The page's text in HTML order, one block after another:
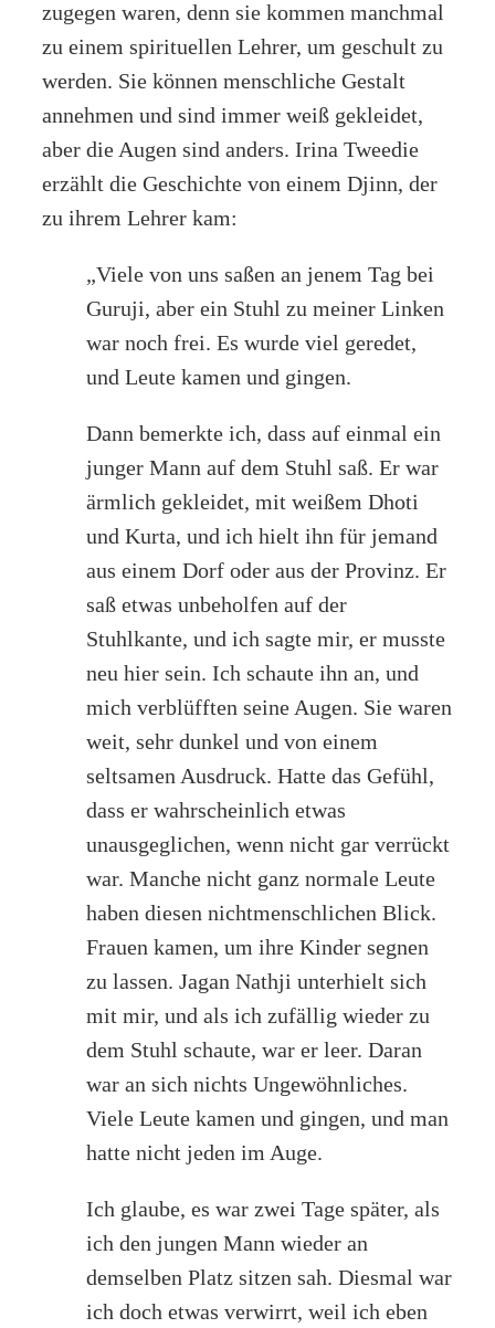
zugegen waren, denn sie kommen manchmal
zu einem spirituellen Lehrer, um geschult zu
werden. Sie können menschliche Gestalt
annehmen und sind immer weiß gekleidet,
aber die Augen sind anders. Irina Tweedie
erzählt die Geschichte von einem Djinn, der
zu ihrem Lehrer kam:
„Viele von uns saßen an jenem Tag bei
Guruji, aber ein Stuhl zu meiner Linken
war noch frei. Es wurde viel geredet,
und Leute kamen und gingen.
Dann bemerkte ich, dass auf einmal ein
junger Mann auf dem Stuhl saß. Er war
ärmlich gekleidet, mit weißem Dhoti
und Kurta, und ich hielt ihn für jemand
aus einem Dorf oder aus der Provinz. Er
saß etwas unbeholfen auf der
Stuhlkante, und ich sagte mir, er musste
neu hier sein. Ich schaute ihn an, und
mich verblüfften seine Augen. Sie waren
weit, sehr dunkel und von einem
seltsamen Ausdruck. Hatte das Gefühl,
dass er wahrscheinlich etwas
unausgeglichen, wenn nicht gar verrückt
war. Manche nicht ganz normale Leute
haben diesen nichtmenschlichen Blick.
Frauen kamen, um ihre Kinder segnen
zu lassen. Jagan Nathji unterhielt sich
mit mir, und als ich zufällig wieder zu
dem Stuhl schaute, war er leer. Daran
war an sich nichts Ungewöhnliches.
Viele Leute kamen und gingen, und man
hatte nicht jeden im Auge.
Ich glaube, es war zwei Tage später, als
ich den jungen Mann wieder an
demselben Platz sitzen sah. Diesmal war
ich doch etwas verwirrt, weil ich eben